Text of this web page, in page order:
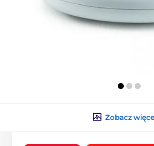
Zobacz